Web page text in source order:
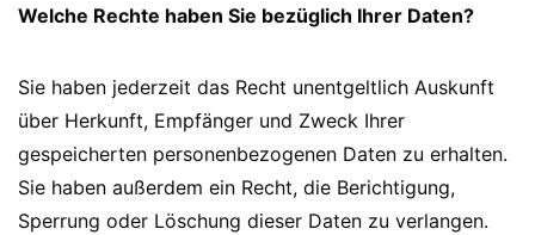
Welche Rechte haben Sie bezüglich Ihrer Daten?
Sie haben jederzeit das Recht unentgeltlich Auskunft
über Herkunft, Empfänger und Zweck Ihrer
gespeicherten personenbezogenen Daten zu erhalten.
Sie haben außerdem ein Recht, die Berichtigung,
Sperrung oder Löschung dieser Daten zu verlangen.